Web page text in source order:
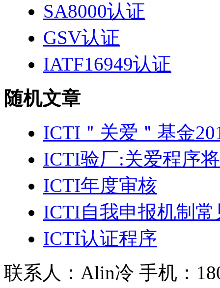
SA8000认证
GSV认证
IATF16949认证
随机文章
ICTI＂关爱＂基金
ICTI验厂:关爱程序
ICTI年度审核
ICTI自我申报机制
ICTI认证程序
联系人：Alin冷 手机：